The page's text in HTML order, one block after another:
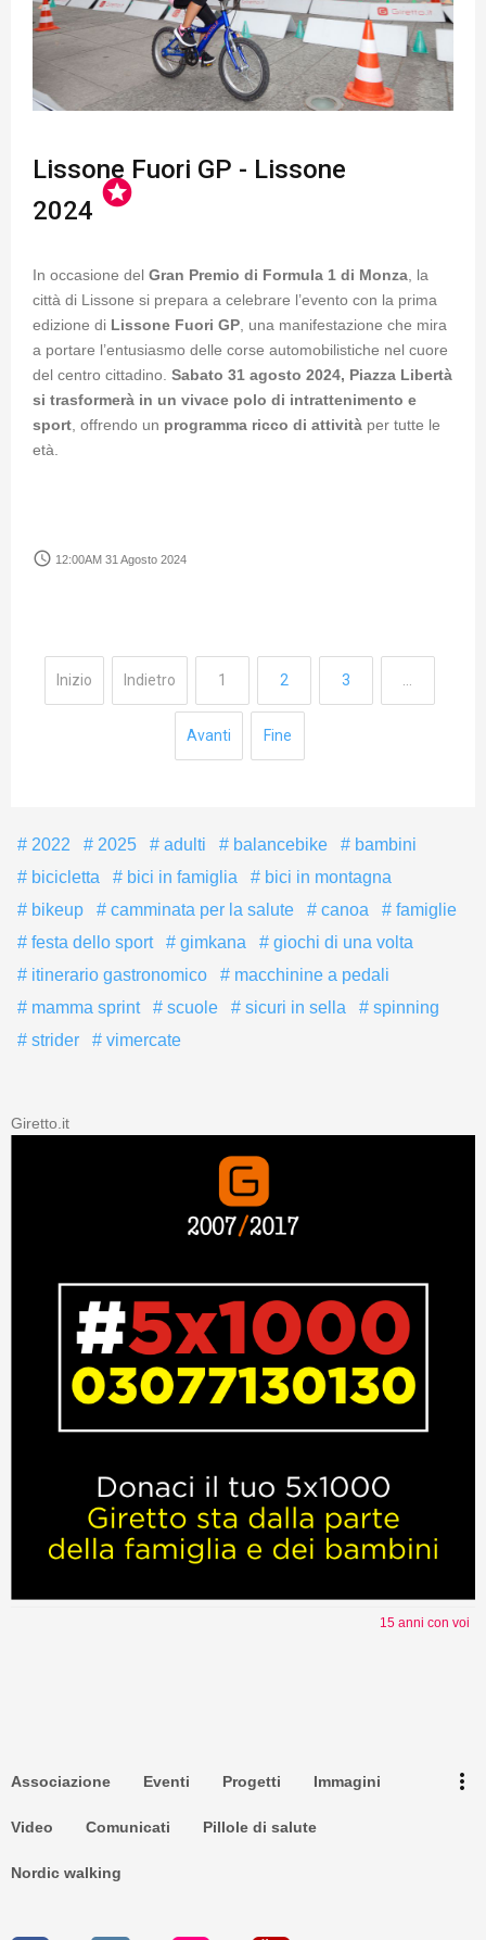
Lissone Fuori GP - Lissone
2024
stars
In occasione del Gran Premio di Formula 1 di Monza , la
città di Lissone si prepara a celebrare l’evento con la prima
edizione di Lissone Fuori GP , una manifestazione che mira
a portare l’entusiasmo delle corse automobilistiche nel cuore
del centro cittadino. Sabato 31 agosto 2024, Piazza Libertà
si trasformerà in un vivace polo di intrattenimento e
sport , offrendo un programma ricco di attività per tutte le
età.
access_time 12:00AM 31 Agosto 2024
Inizio Indietro 1 2 3
Avanti Fine
2022 2025 adulti balancebike
bambini
bicicletta
bici in famiglia
bici in montagna
bikeup
camminata per la salute canoa
famiglie
festa dello sport
gimkana
giochi di una volta
itinerario gastronomico
macchinine a pedali
mamma sprint
scuole sicuri in sella
spinning
strider
vimercate
Giretto.it
15 anni con voi
Associazione Eventi Progetti Immagini
Video Comunicati Pillole di salute
Nordic walking
more_vert
Privacy